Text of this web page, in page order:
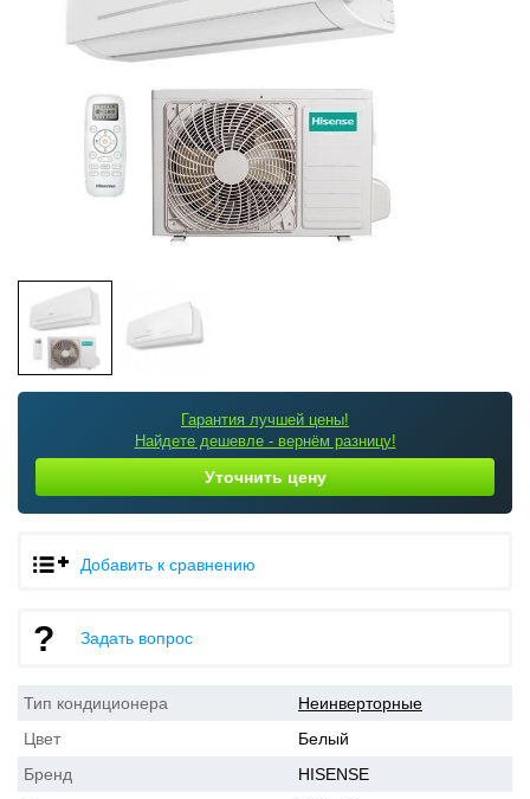
Гарантия лучшей цены!
Найдете дешевле - вернём разницу!
Уточнить цену
Добавить к сравнению
Задать вопрос
Тип кондиционера
Неинверторные
Цвет
Белый
Бренд
HISENSE